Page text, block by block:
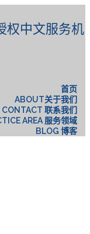
权中文服务机
首页
ABOUT关于我们
CONTACT 联系我们
AREA 服务领域
BLOG 博客